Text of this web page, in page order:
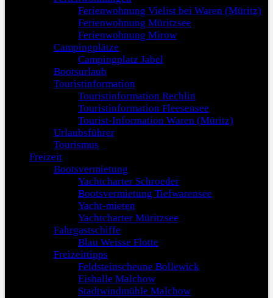
Ferienwohnung Vielist bei Waren (Müritz)
Ferienwohnung Müritzsee
Ferienwohnung Mirow
Campingplätze
Campingplatz Jabel
Bootsurlaub
Touristinformation
Touristinformation Rechlin
Touristinformation Fleesensee
Tourist-Information Waren (Müritz)
Urlaubsführer
Tourismus
Freizeit
Bootsvermietung
Yachtcharter Schroeder
Bootsvermietung Tiefwarensee
Yacht-mieten
Yachtcharter Müritzsee
Fahrgastschiffe
Blau Weisse Flotte
Freizeittipps
Feldsteinscheune Bollewick
Eishalle Malchow
Stadtwindmühle Malchow